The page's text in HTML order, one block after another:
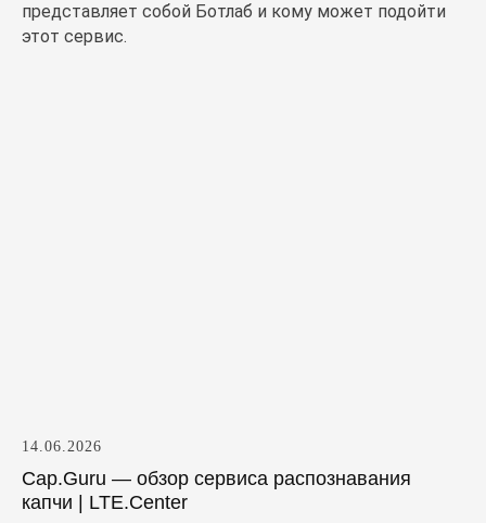
представляет собой Ботлаб и кому может подойти
этот сервис.
14.06.2026
Cap.Guru — обзор сервиса распознавания
капчи | LTE.Center